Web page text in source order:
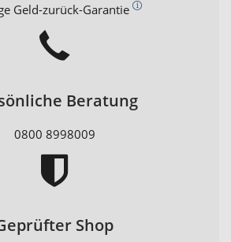
Geld-zurück-Garantie
Beratung
0800 8998009
Shop